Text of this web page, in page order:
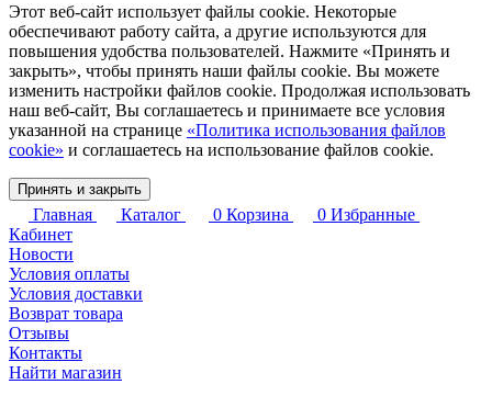
Этот веб-сайт использует файлы cookie. Некоторые
обеспечивают работу сайта, а другие используются для
повышения удобства пользователей. Нажмите «Принять и
закрыть», чтобы принять наши файлы cookie. Вы можете
изменить настройки файлов cookie. Продолжая использовать
наш веб-сайт, Вы соглашаетесь и принимаете все условия
указанной на странице «Политика использования файлов
cookie» и соглашаетесь на использование файлов cookie.
Принять и закрыть
Главная Каталог 0 Корзина 0 Избранные
Кабинет
Новости
Условия оплаты
Условия доставки
Возврат товара
Отзывы
Контакты
Найти магазин